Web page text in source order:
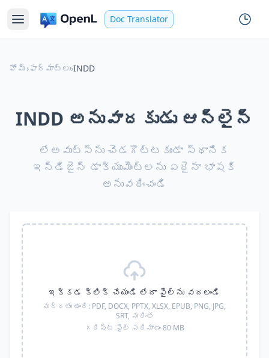
Doc Translator
హోమ్›ఫార్మాట్లు›INDD
INDD అనువాదకుడు ఆన్‌లైన్
లేఅవుట్స్‌ను చెడగొట్టకుండా స్థానిక
ఇన్‌డిజైన్ డాక్యుమెంట్లను ఏదైనా భాషకి
అనువదించండి
ఇక్కడ క్లిక్ చేయండి లేదా ఫైల్‌ను వదలండి
మద్దతు ఉంది: PDF, DOCX, PPTX, XLSX, EPUB, PNG, JPG,
SRT, మరింత
గరిష్ట ఫైల్ పరిమాణం 80 MB